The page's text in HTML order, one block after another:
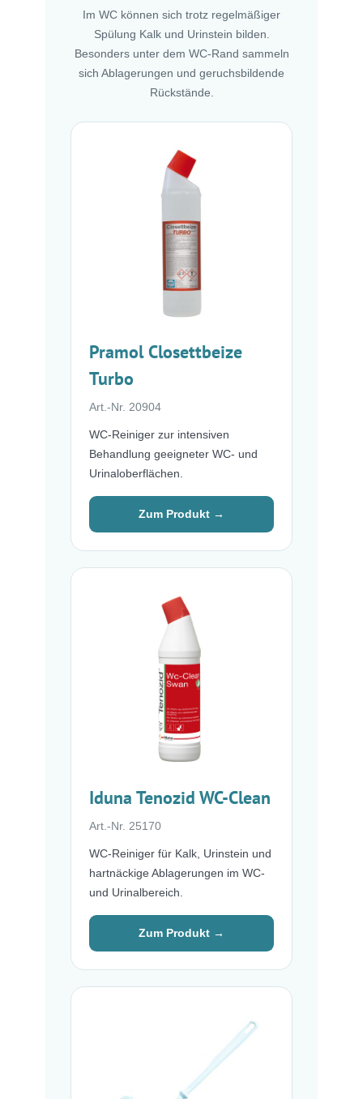
Im WC können sich trotz regelmäßiger
Spülung Kalk und Urinstein bilden.
Besonders unter dem WC-Rand sammeln
sich Ablagerungen und geruchsbildende
Rückstände.
Pramol Closettbeize
Turbo
Art.-Nr. 20904
WC-Reiniger zur intensiven
Behandlung geeigneter WC- und
Urinaloberflächen.
Zum Produkt →
Iduna Tenozid WC-Clean
Art.-Nr. 25170
WC-Reiniger für Kalk, Urinstein und
hartnäckige Ablagerungen im WC-
und Urinalbereich.
Zum Produkt →